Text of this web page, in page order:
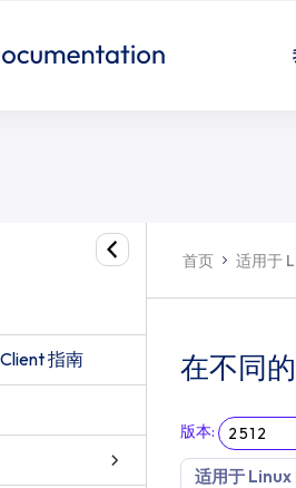
使用已发布应用程
指南
首页 适用于
在不同
版本: 2512
适用于